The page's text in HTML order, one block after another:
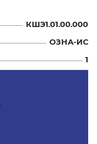
КШЭ1.01.00.000
ОЗНА-ИС
1